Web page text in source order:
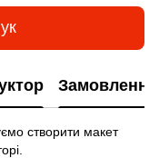
Замовлення
створити макет